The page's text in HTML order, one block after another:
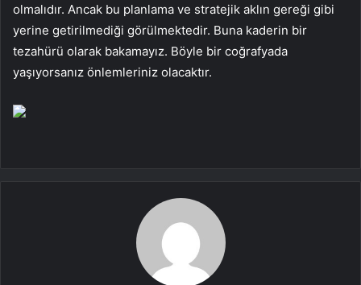
olmalıdır. Ancak bu planlama ve stratejik aklın gereği gibi
yerine getirilmediği görülmektedir. Buna kaderin bir
tezahürü olarak bakamayız. Böyle bir coğrafyada
yaşıyorsanız önlemleriniz olacaktır.